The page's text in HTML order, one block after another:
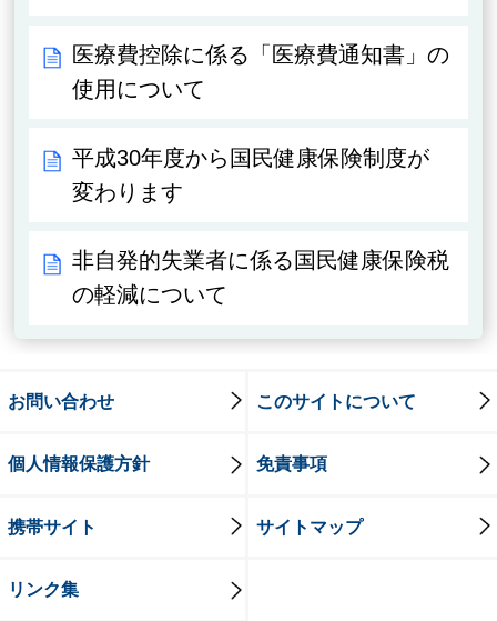
医療費控除に係る「医療費通知書」の
使用について
平成30年度から国民健康保険制度が
変わります
非自発的失業者に係る国民健康保険税
の軽減について
お問い合わせ このサイトについて
個人情報保護方針 免責事項
携帯サイト サイトマップ
リンク集